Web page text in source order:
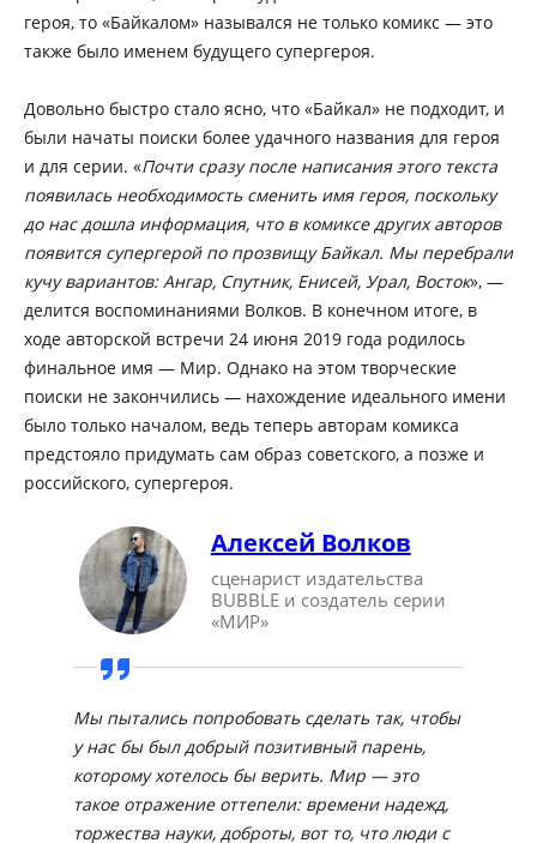
героя, то «Байкалом» назывался не только комикс — это
также было именем будущего супергероя.
Довольно быстро стало ясно, что «Байкал» не подходит, и
были начаты поиски более удачного названия для героя
и для серии. «Почти сразу после написания этого текста
появилась необходимость сменить имя героя, поскольку
до нас дошла информация, что в комиксе других авторов
появится супергерой по прозвищу Байкал. Мы перебрали
кучу вариантов: Ангар, Спутник, Енисей, Урал, Восток», —
делится воспоминаниями Волков. В конечном итоге, в
ходе авторской встречи 24 июня 2019 года родилось
финальное имя — Мир. Однако на этом творческие
поиски не закончились — нахождение идеального имени
было только началом, ведь теперь авторам комикса
предстояло придумать сам образ советского, а позже и
российского, супергероя.
Алексей Волков
сценарист издательства
BUBBLE и создатель серии
«МИР»
Мы пытались попробовать сделать так, чтобы
у нас бы был добрый позитивный парень,
которому хотелось бы верить. Мир — это
такое отражение оттепели: времени надежд,
торжества науки, доброты, вот то, что люди с